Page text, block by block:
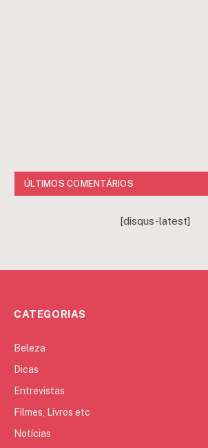
ÚLTIMOS COMENTÁRIOS
[disqus-latest]
CATEGORIAS
Beleza
Dicas
Entrevistas
Filmes, Livros etc
Notícias